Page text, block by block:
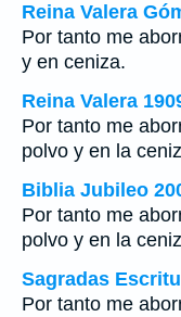
Reina Valera
Por tanto me
y en ceniza.
Reina Valera
Por tanto me
polvo y en la
Biblia Jubileo
Por tanto me
polvo y en la
Sagradas
Por tanto me